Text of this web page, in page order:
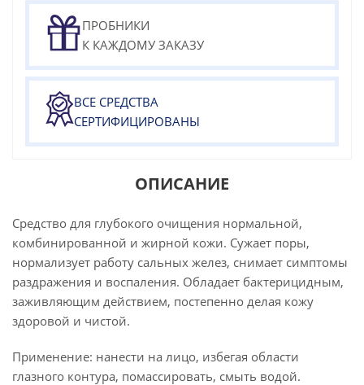
ПРОБНИКИ
К КАЖДОМУ ЗАКАЗУ
ВСЕ СРЕДСТВА
СЕРТИФИЦИРОВАНЫ
ОПИСАНИЕ
Средство для глубокого очищения нормальной,
комбинированной и жирной кожи. Сужает поры,
нормализует работу сальных желез, снимает симптомы
раздражения и воспаления. Обладает бактерицидным,
заживляющим действием, постепенно делая кожу
здоровой и чистой.
Применение: нанести на лицо, избегая области
глазного контура, помассировать, смыть водой.